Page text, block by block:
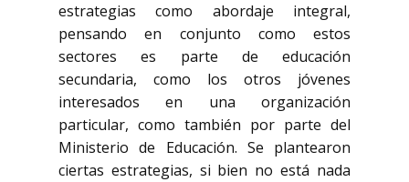
estrategias como abordaje integral,
pensando en conjunto como estos
sectores es parte de educación
secundaria, como los otros jóvenes
interesados en una organización
particular, como también por parte del
Ministerio de Educación. Se plantearon
ciertas estrategias, si bien no está nada